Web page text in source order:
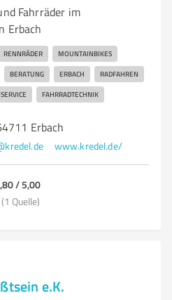
Fahrräder im
Erbach
RENNRÄDER MOUNTAINBIKES
BERATUNG ERBACH RADFAHREN
FAHRRADTECHNIK
Erbach
www.kredel.de/
/ 5,00
(1 Quelle)
e.K.